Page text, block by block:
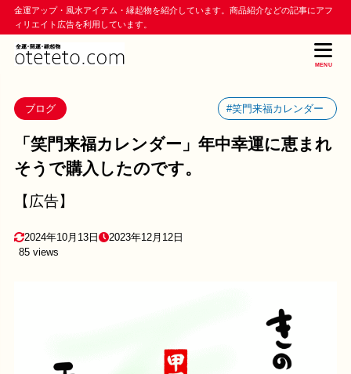
金運アップ・風水アイテム・縁起物を紹介しています。商品紹介などの記事にアフ
ィリエイト広告を利用しています。
MENU
ブログ #笑門来福カレンダー
「笑門来福カレンダー」年中幸運に恵まれ
そうで購入したのです。
【広告】
2024年10月13日
2023年12月12日
85 views